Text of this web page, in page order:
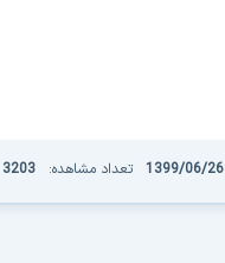
1399/06/26 تعداد مشاهده: 3203